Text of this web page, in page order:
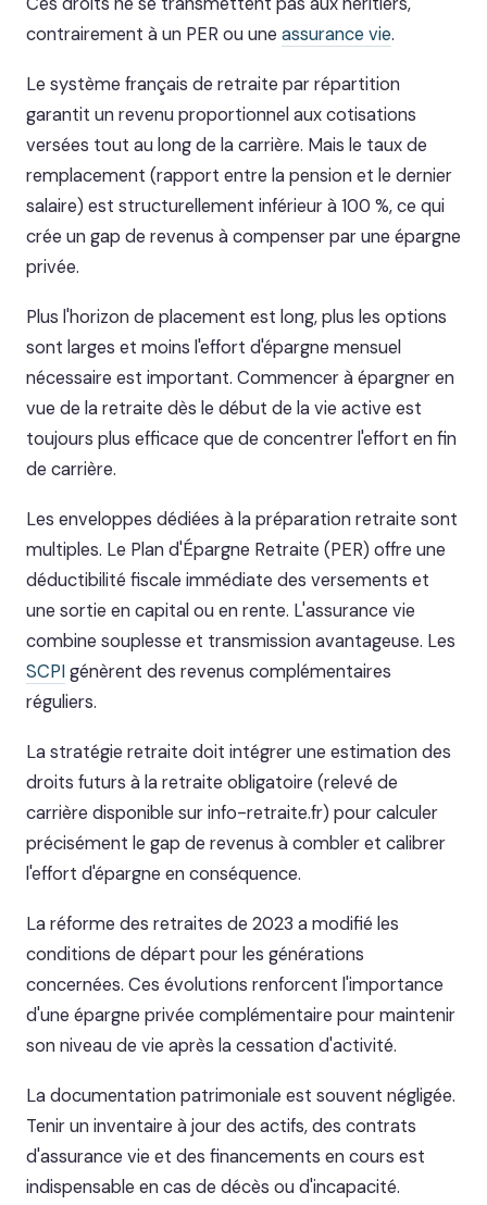
contrairement à un PER ou une assurance vie.
Le système français de retraite par répartition
garantit un revenu proportionnel aux cotisations
versées tout au long de la carrière. Mais le taux de
remplacement (rapport entre la pension et le dernier
salaire) est structurellement inférieur à 100 %, ce qui
crée un gap de revenus à compenser par une épargne
privée.
Plus l'horizon de placement est long, plus les options
sont larges et moins l'effort d'épargne mensuel
nécessaire est important. Commencer à épargner en
vue de la retraite dès le début de la vie active est
toujours plus efficace que de concentrer l'effort en fin
de carrière.
Les enveloppes dédiées à la préparation retraite sont
multiples. Le Plan d'Épargne Retraite (PER) offre une
déductibilité fiscale immédiate des versements et
une sortie en capital ou en rente. L'assurance vie
combine souplesse et transmission avantageuse. Les
SCPIgénèrent des revenus complémentaires
réguliers.
La stratégie retraite doit intégrer une estimation des
droits futurs à la retraite obligatoire (relevé de
carrière disponible sur info-retraite.fr) pour calculer
précisément le gap de revenus à combler et calibrer
l'effort d'épargne en conséquence.
La réforme des retraites de 2023 a modifié les
conditions de départ pour les générations
concernées. Ces évolutions renforcent l'importance
d'une épargne privée complémentaire pour maintenir
son niveau de vie après la cessation d'activité.
La documentation patrimoniale est souvent négligée.
Tenir un inventaire à jour des actifs, des contrats
d'assurance vie et des financements en cours est
indispensable en cas de décès ou d'incapacité.